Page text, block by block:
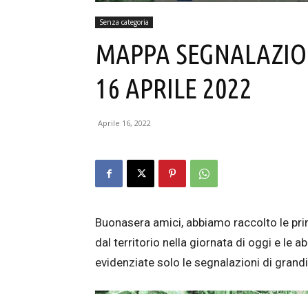
Senza categoria
MAPPA
16 APRILE 2022
Aprile 16, 2022
Buonasera amici, abbiamo raccolto le
dal territorio nella giornata di oggi e le
evidenziate solo le segnalazioni di